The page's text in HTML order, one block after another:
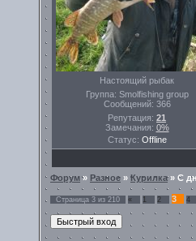
Настоящий рыбак
Группа: Smolfishing group
Сообщений: 366
Репутация: 21
Замечания: 0%
Статус: Offline
Форум» Разное » Курилка» С
Страница 3 из 210 « 1 2 3 4